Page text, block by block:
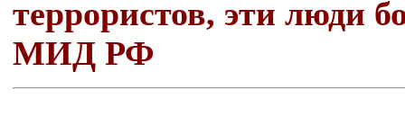
террористов, эти люди
МИД РФ